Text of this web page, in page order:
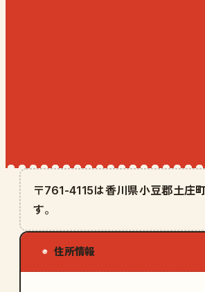
〒761-4115は香川県小豆郡土庄
す。
◉ 住所情報